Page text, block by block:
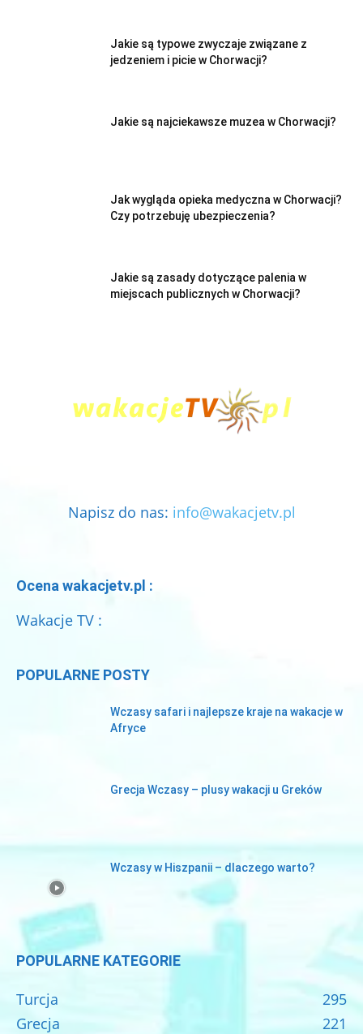
Jakie są typowe zwyczaje związane z
jedzeniem i picie w Chorwacji?
Jakie są najciekawsze muzea w Chorwacji?
Jak wygląda opieka medyczna w Chorwacji?
Czy potrzebuję ubezpieczenia?
Jakie są zasady dotyczące palenia w
miejscach publicznych w Chorwacji?
Napisz do nas: info@wakacjetv.pl
Ocena wakacjetv.pl :
Wakacje TV :
POPULARNE POSTY
Wczasy safari i najlepsze kraje na wakacje w
Afryce
Grecja Wczasy – plusy wakacji u Greków
Wczasy w Hiszpanii – dlaczego warto?
POPULARNE KATEGORIE
Turcja
295
Grecja
221